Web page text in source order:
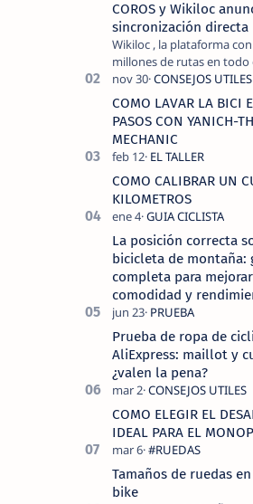
COROS y Wikiloc
sincronización directa
Wikiloc , la plataforma
millones de rutas en todo
COROS , marca de
reconocida mundialmente
tecnolo…
COMO LAVAR LA BICI
PASOS CON YANICH-
MECHANIC
COMO CALIBRAR UN
KILOMETROS
La posición correcta
bicicleta de montaña:
completa para
comodidad y
Prueba de ropa de
AliExpress: maillot y
¿valen la pena?
COMO ELEGIR EL
IDEAL PARA EL
Tamaños de ruedas
bike